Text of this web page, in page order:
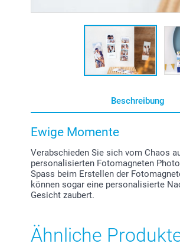
Beschreibung
Ewige Momente
Verabschieden Sie sich vom Chaos
personalisierten Fotomagneten
Spass beim Erstellen der
können sogar eine personalisierte
Gesicht zaubert.
Ähnliche